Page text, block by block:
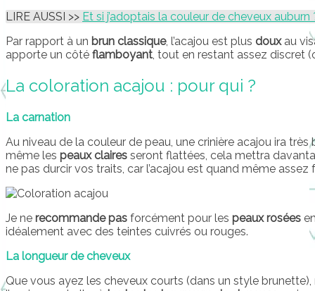
LIRE AUSSI >> Et si j’adoptais la couleur de cheveux auburn
Par rapport à un brun classique, l’acajou est plus douxau
apporte un côté flamboyant, tout en restant assez discret
La coloration acajou : pour qui ?
La carnation
Au niveau de la couleur de peau, une crinière acajou ira très
même les peaux claires seront flattées, cela mettra
ne pas durcir vos traits, car l’acajou est quand même assez
Je ne recommande pas forcément pour les peaux rosées
idéalement avec des teintes cuivrés ou rouges.
La longueur de cheveux
Que vous ayez les cheveux courts (dans un style